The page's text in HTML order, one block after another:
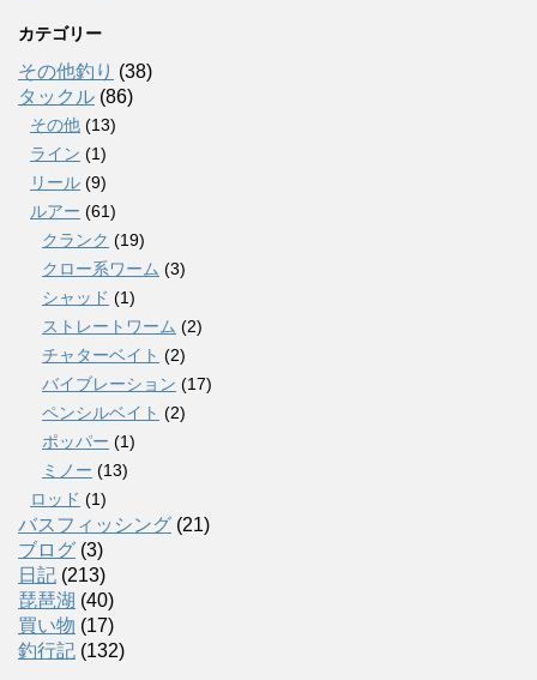
カテゴリー
その他釣り (38)
タックル (86)
その他 (13)
ライン (1)
リール (9)
ルアー (61)
クランク (19)
クロー系ワーム (3)
シャッド (1)
ストレートワーム (2)
チャターベイト (2)
バイブレーション (17)
ペンシルベイト (2)
ポッパー (1)
ミノー (13)
ロッド (1)
バスフィッシング (21)
ブログ (3)
日記 (213)
琵琶湖 (40)
買い物 (17)
釣行記 (132)